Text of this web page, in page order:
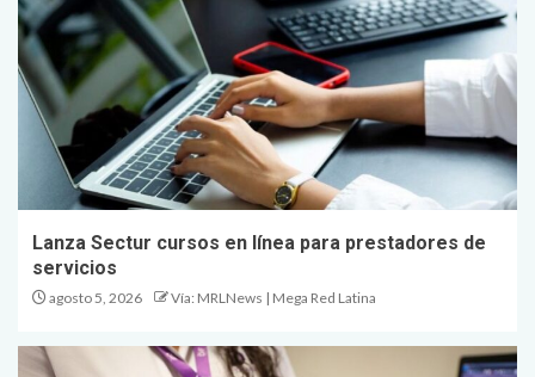
Lanza Sectur cursos en línea para prestadores de
servicios
agosto 5, 2026 Vía: MRLNews | Mega Red Latina